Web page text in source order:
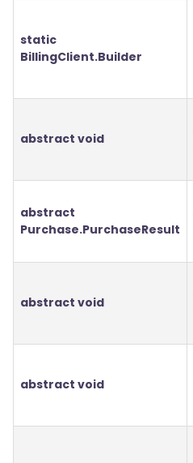
static
BillingClient.Builder
abstract void
abstract
Purchase.PurchaseResult
abstract void
abstract void